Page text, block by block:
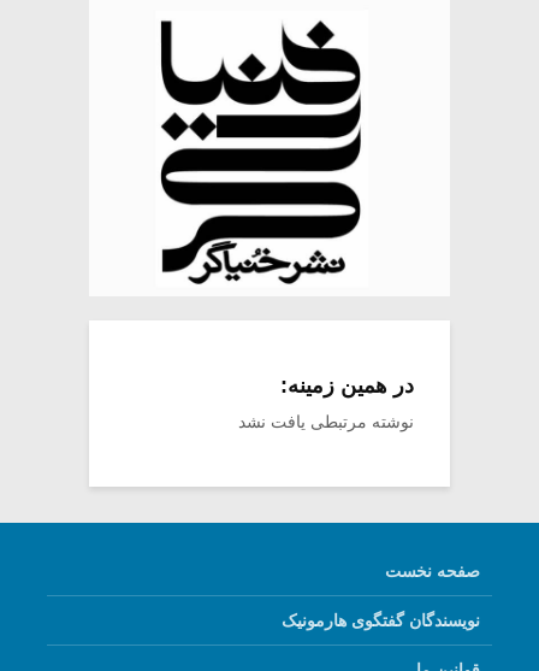
در همین زمینه:
نوشته مرتبطی یافت نشد
صفحه نخست
نویسندگان گفتگوی هارمونیک